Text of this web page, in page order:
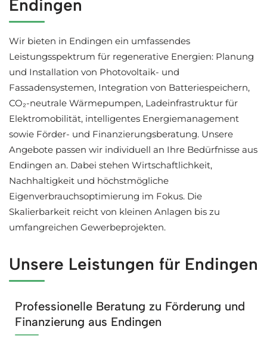
Endingen
Wir bieten in Endingen ein umfassendes
Leistungsspektrum für regenerative Energien: Planung
und Installation von Photovoltaik- und
Fassadensystemen, Integration von Batteriespeichern,
CO₂-neutrale Wärmepumpen, Ladeinfrastruktur für
Elektromobilität, intelligentes Energiemanagement
sowie Förder- und Finanzierungsberatung. Unsere
Angebote passen wir individuell an Ihre Bedürfnisse aus
Endingen an. Dabei stehen Wirtschaftlichkeit,
Nachhaltigkeit und höchstmögliche
Eigenverbrauchsoptimierung im Fokus. Die
Skalierbarkeit reicht von kleinen Anlagen bis zu
umfangreichen Gewerbeprojekten.
Unsere Leistungen für Endingen
Professionelle Beratung zu Förderung und
Finanzierung aus Endingen